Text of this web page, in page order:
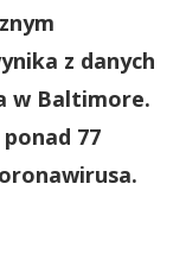
z danych
w Baltimore.
77